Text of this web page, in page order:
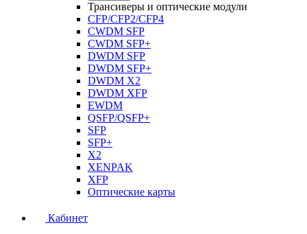
Трансиверы и оптические модули
CFP/CFP2/CFP4
CWDM SFP
CWDM SFP+
DWDM SFP
DWDM SFP+
DWDM X2
DWDM XFP
EWDM
QSFP/QSFP+
SFP
SFP+
X2
XENPAK
XFP
Оптические карты
Кабинет